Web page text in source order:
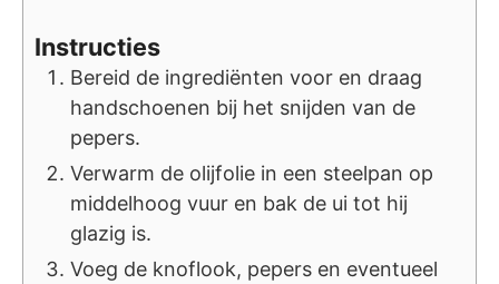
Instructies
Bereid de ingrediënten voor en draag
handschoenen bij het snijden van de
pepers.
Verwarm de olijfolie in een steelpan op
middelhoog vuur en bak de ui tot hij
glazig is.
Voeg de knoflook, pepers en eventueel